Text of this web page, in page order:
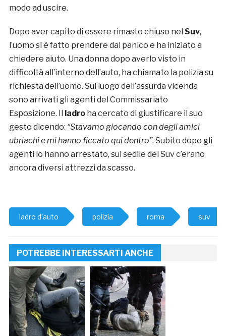
modo ad uscire.
Dopo aver capito di essere rimasto chiuso nel Suv,
l’uomo si è fatto prendere dal panico e ha iniziato a
chiedere aiuto. Una donna dopo averlo visto in
difficoltà all’interno dell’auto, ha chiamato la polizia su
richiesta dell’uomo. Sul luogo dell’assurda vicenda
sono arrivati gli agenti del Commissariato
Esposizione. Il
ladroha cercato di giustificare il suo
gesto dicendo: “Stavamo giocando con degli amici
ubriachi e mi hanno ficcato qui dentro”. Subito dopo gli
agenti lo hanno arrestato, sul sedile del Suv c’erano
ancora diversi attrezzi da scasso.
ladro d'auto polizia roma suv
POTREBBE INTERESSARTI ANCHE